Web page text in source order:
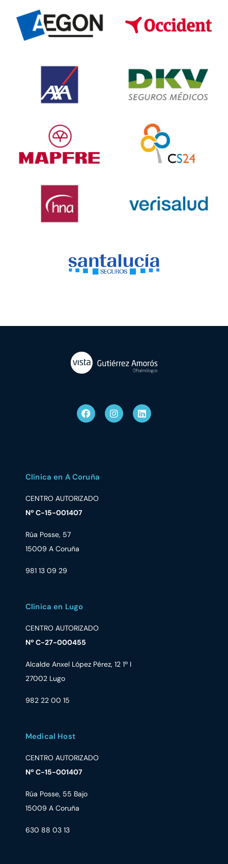
Clínica en A Coruña
CENTRO AUTORIZADO
Nº C-15-001407
Rúa Posse, 57
15009 A Coruña
981 13 09 29
Clínica en Lugo
CENTRO AUTORIZADO
Nº C-27-000455
Alcalde Anxel López Pérez, 12 1º I
27002 Lugo
982 22 00 15
Medical Host
CENTRO AUTORIZADO
Nº C-15-001407
Rúa Posse, 55 Bajo
15009 A Coruña
630 88 03 13